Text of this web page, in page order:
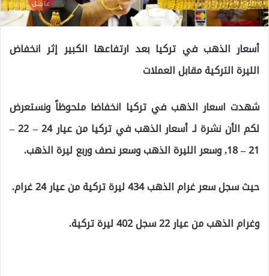
أسعار الذهب في تركيا بعد ارتفاعها الكبير إثر انخفاض
الليرة التركية مقابل العملات
شهدت اسعار الذهب في تركيا انخفاضا ملحوظاً ونستعرض
لكم الأن نشرة لـ أسعار الذهب في تركيا من عيار 24 – 22 –
21 – 18, وسعر الليرة الذهب وسعر نصف وربع ليرة الذهب.
حيث سجل سعر غرام الذهب 434 ليرة تركية من عيار 24 غرام.
وغرام الذهب من عيار 22 سجل 402 ليرة تركية.